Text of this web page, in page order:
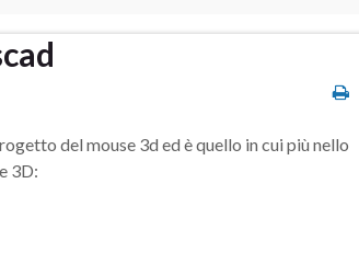
del mouse 3d ed è quello in cui più nello
3D: